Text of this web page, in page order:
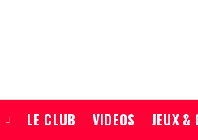
LE CLUB VIDEOS JEUX &